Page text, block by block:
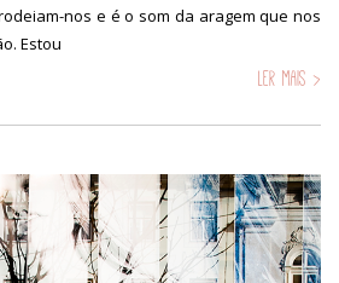
nos e é o som da aragem que nos
Estou
Ler mais >